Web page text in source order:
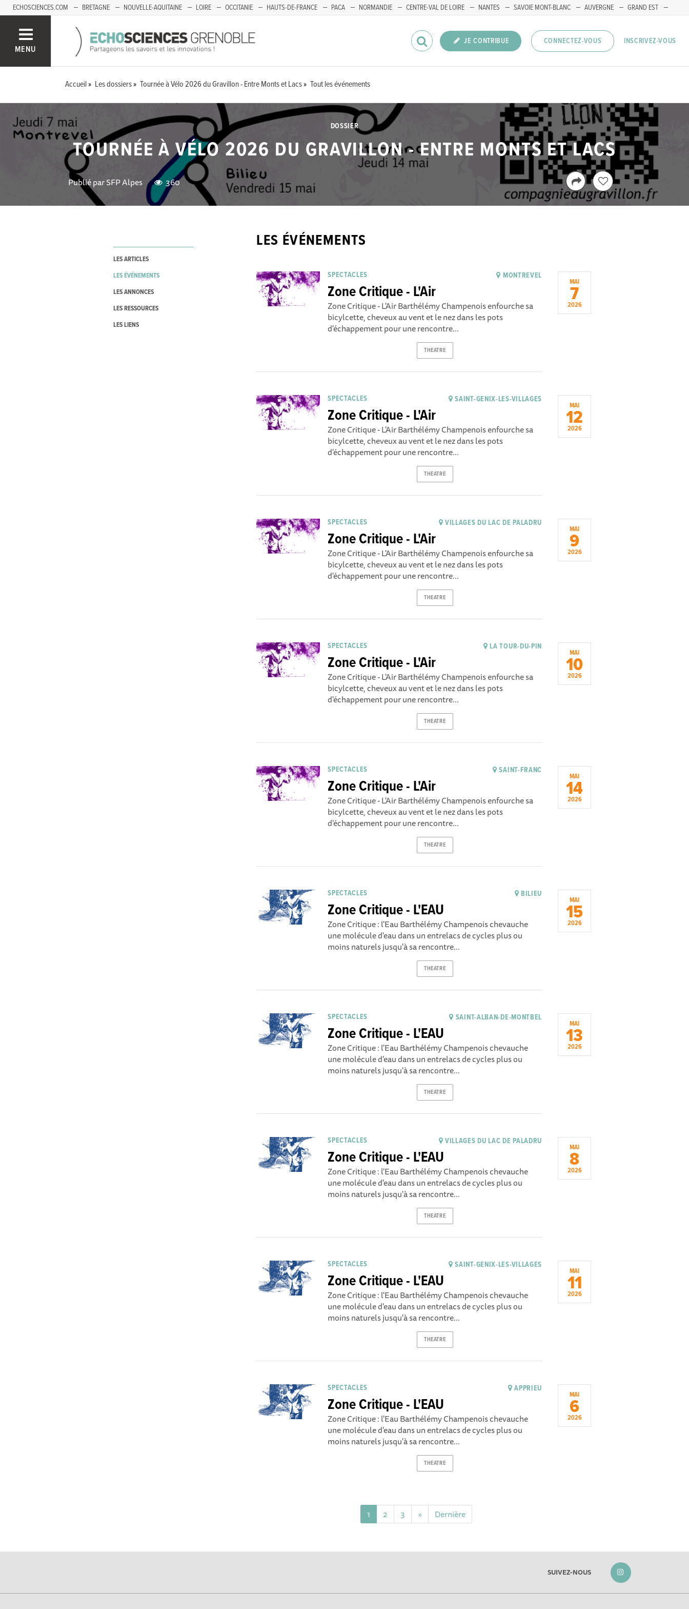
ECHOSCIENCES.COM BRETAGNE NOUVELLE-AQUITAINE LOIRE OCCITANIE HAUTS-DE-FRANCE PACA NORMANDIE CENTRE-VAL DE LOIRE NANTES SAVOIE MONT-BLANC AUVERGNE
GRAND EST
MENU
JE CONTRIBUE CONNECTEZ-VOUS INSCRIVEZ-VOUS
Accueil Les dossiers Tournée à Vélo 2026 du Gravillon - Entre Monts et Lacs Tout les événements
DOSSIER
TOURNÉE À VÉLO 2026 DU GRAVILLON - ENTRE MONTS ET LACS
Publié parSFP Alpes 360
LES ARTICLES
LES ÉVÉNEMENTS
LES ANNONCES
LES RESSOURCES
LES LIENS
LES ÉVÉNEMENTS
MAI
7
2026
SPECTACLES MONTREVEL
Zone Critique - L'Air
Zone Critique - L'Air Barthélémy Champenois enfourche sa
bicylcette, cheveux au vent et le nez dans les pots
d'échappement pour une rencontre...
THEATRE
MAI
12
2026
SPECTACLES SAINT-GENIX-LES-VILLAGES
Zone Critique - L'Air
Zone Critique - L'Air Barthélémy Champenois enfourche sa
bicylcette, cheveux au vent et le nez dans les pots
d'échappement pour une rencontre...
THEATRE
MAI
9
2026
SPECTACLES VILLAGES DU LAC DE PALADRU
Zone Critique - L'Air
Zone Critique - L'Air Barthélémy Champenois enfourche sa
bicylcette, cheveux au vent et le nez dans les pots
d'échappement pour une rencontre...
THEATRE
MAI
10
2026
SPECTACLES LA TOUR-DU-PIN
Zone Critique - L'Air
Zone Critique - L'Air Barthélémy Champenois enfourche sa
bicylcette, cheveux au vent et le nez dans les pots
d'échappement pour une rencontre...
THEATRE
MAI
14
2026
SPECTACLES SAINT-FRANC
Zone Critique - L'Air
Zone Critique - L'Air Barthélémy Champenois enfourche sa
bicylcette, cheveux au vent et le nez dans les pots
d'échappement pour une rencontre...
THEATRE
MAI
15
2026
SPECTACLES BILIEU
Zone Critique - L'EAU
Zone Critique : l'Eau Barthélémy Champenois chevauche
une molécule d'eau dans un entrelacs de cycles plus ou
moins naturels jusqu'à sa rencontre...
THEATRE
MAI
13
2026
SPECTACLES SAINT-ALBAN-DE-MONTBEL
Zone Critique - L'EAU
Zone Critique : l'Eau Barthélémy Champenois chevauche
une molécule d'eau dans un entrelacs de cycles plus ou
moins naturels jusqu'à sa rencontre...
THEATRE
MAI
8
2026
SPECTACLES VILLAGES DU LAC DE PALADRU
Zone Critique - L'EAU
Zone Critique : l'Eau Barthélémy Champenois chevauche
une molécule d'eau dans un entrelacs de cycles plus ou
moins naturels jusqu'à sa rencontre...
THEATRE
MAI
11
2026
SPECTACLES SAINT-GENIX-LES-VILLAGES
Zone Critique - L'EAU
Zone Critique : l'Eau Barthélémy Champenois chevauche
une molécule d'eau dans un entrelacs de cycles plus ou
moins naturels jusqu'à sa rencontre...
THEATRE
MAI
6
2026
SPECTACLES APPRIEU
Zone Critique - L'EAU
Zone Critique : l'Eau Barthélémy Champenois chevauche
une molécule d'eau dans un entrelacs de cycles plus ou
moins naturels jusqu'à sa rencontre...
THEATRE
1 2 3 » Dernière
SUIVEZ-NOUS